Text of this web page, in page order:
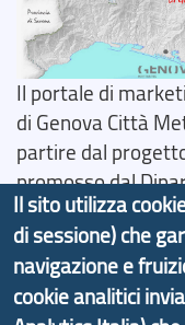
Il portale di
di Genova Città
partire dal
promosso dal
Economico e
delle valli
informazioni ed
d'Area Antola-
Il sito utilizza
di sessione) che
navigazione e
cookie analitici